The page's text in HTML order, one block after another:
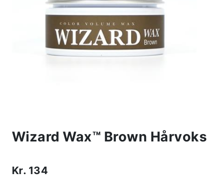
Wizard Wax™ Brown Hårvoks
Kr. 134